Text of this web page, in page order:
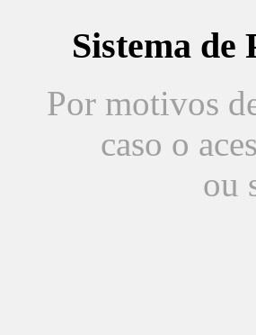
Sistema de
Por motivos
caso o
ou